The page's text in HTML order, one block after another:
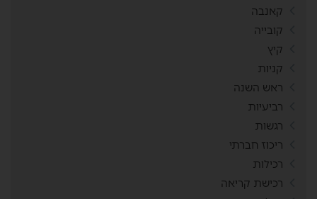
קאנבה
קובייה
קיץ
קניות
ראש השנה
רביעיות
רגשות
ריכוז חברתי
רכילות
רכישת קריאה